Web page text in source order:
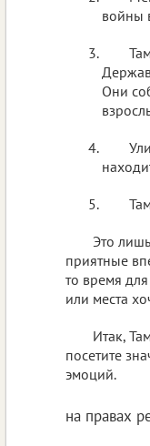
войны
Они
Это
приятные
то время
или места
Итак,
посетите
эмоций.
на правах